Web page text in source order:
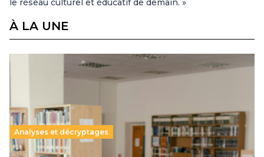
le réseau culturel et éducatif de demain. »
À LA UNE
Analyses et décryptages